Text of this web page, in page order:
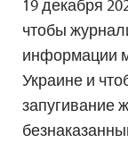
19 декабря
чтобы
информации
Украине и
запугивание